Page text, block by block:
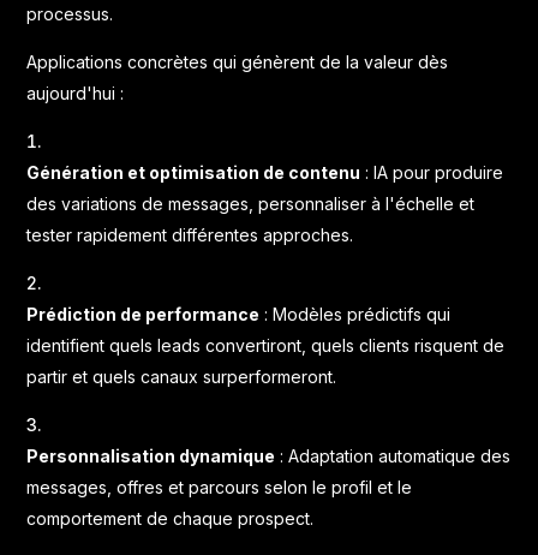
processus.
Applications concrètes qui génèrent de la valeur dès
aujourd'hui :
Génération et optimisation de contenu : IA pour produire
des variations de messages, personnaliser à l'échelle et
tester rapidement différentes approches.
Prédiction de performance : Modèles prédictifs qui
identifient quels leads convertiront, quels clients risquent de
partir et quels canaux surperformeront.
Personnalisation dynamique : Adaptation automatique des
messages, offres et parcours selon le profil et le
comportement de chaque prospect.